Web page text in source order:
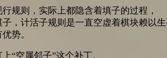
规则，实际上都隐含着填子的过程，
，计活子规则是一直空虚着棋块赖以生
势。
“空属邻子”这个补丁。